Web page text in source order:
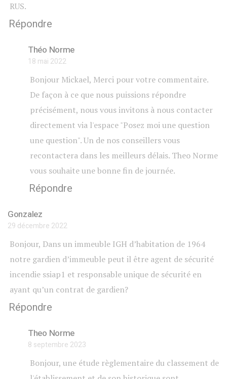
RUS.
Répondre
Théo Norme
18 mai 2022
Bonjour Mickael, Merci pour votre commentaire.
De façon à ce que nous puissions répondre
précisément, nous vous invitons à nous contacter
directement via l'espace "Posez moi une question
une question". Un de nos conseillers vous
recontactera dans les meilleurs délais. Theo Norme
vous souhaite une bonne fin de journée.
Répondre
Gonzalez
29 décembre 2022
Bonjour, Dans un immeuble IGH d’habitation de 1964
notre gardien d’immeuble peut il être agent de sécurité
incendie ssiap1 et responsable unique de sécurité en
ayant qu’un contrat de gardien?
Répondre
Theo Norme
8 septembre 2023
Bonjour, une étude règlementaire du classement de